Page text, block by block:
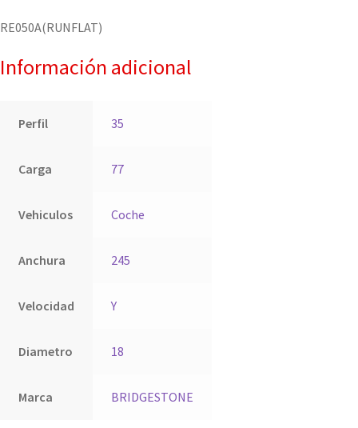
RE050A(RUNFLAT)
Información adicional
Perfil 35
Carga 77
Vehiculos Coche
Anchura 245
Velocidad Y
Diametro 18
Marca BRIDGESTONE